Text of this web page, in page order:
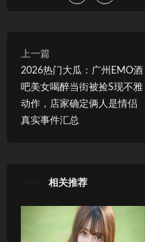
上一篇
2026热门大瓜：广州EMO酒
吧美女喝醉当街被捡S现不雅
动作，店家确定俩人是情侣
真实事件汇总
相关推荐